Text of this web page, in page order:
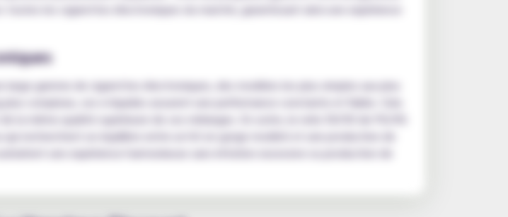
les cigarettes électroniques du marché, garantissant ainsi une expérience
gamme de cigarettes électroniques, des modèles les plus simples aux plus
complexe, ces e-liquides assurent une performance constante et fiable. Cela
la même qualité supérieure de ces mélanges. En outre, le ratio 50/50 de PG/VG
recherchent un équilibre entre un hit en gorge modéré et une production de
une expérience harmonieuse sans irritation excessive ou production de